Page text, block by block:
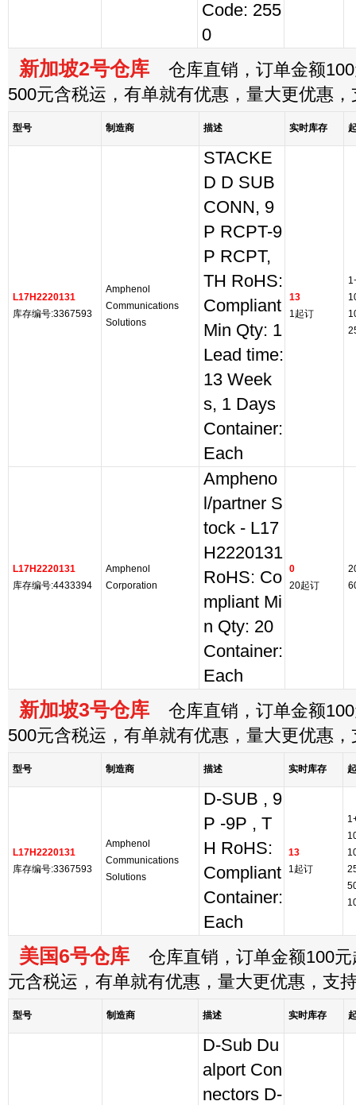
Code: 255
0
新加坡2号仓库 仓库直销，订单金额
500元含税运，有单就有优惠，量大更优惠
型号 制造商 描述 实时库存
L17H2220131
库存编号:3367593
Amphenol
Communications
Solutions
STACKE
D D SUB
CONN, 9
P RCPT-9
P RCPT,
TH RoHS:
Compliant
Min Qty: 1
Lead time:
13 Week
s, 1 Days
Container:
Each
13
1起订
L17H2220131
库存编号:4433394
Amphenol
Corporation
Ampheno
l/partner S
tock - L17
H2220131
RoHS: Co
mpliant Mi
n Qty: 20
Container:
Each
0
20起订
新加坡3号仓库 仓库直销，订单金额
500元含税运，有单就有优惠，量大更优惠
型号 制造商 描述 实时库存
L17H2220131
库存编号:3367593
Amphenol
Communications
Solutions
D-SUB , 9
P -9P , T
H RoHS:
Compliant
Container:
Each
13
1起订
美国6号仓库 仓库直销，订单金额100元
元含税运，有单就有优惠，量大更优惠，支
型号 制造商 描述 实时库存
D-Sub Du
alport Con
nectors D-